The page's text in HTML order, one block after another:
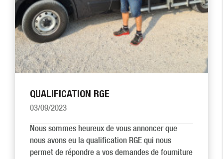
QUALIFICATION RGE
03/09/2023
Nous sommes heureux de vous annoncer que
nous avons eu la qualification RGE qui nous
permet de répondre a vos demandes de fourniture